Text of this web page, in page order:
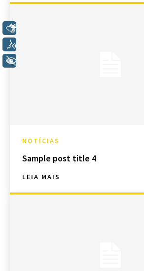
NOTÍCIAS
Sample post title 4
LEIA MAIS